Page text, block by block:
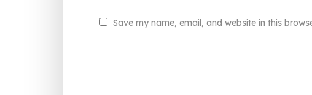
Save my name, email, and website in this